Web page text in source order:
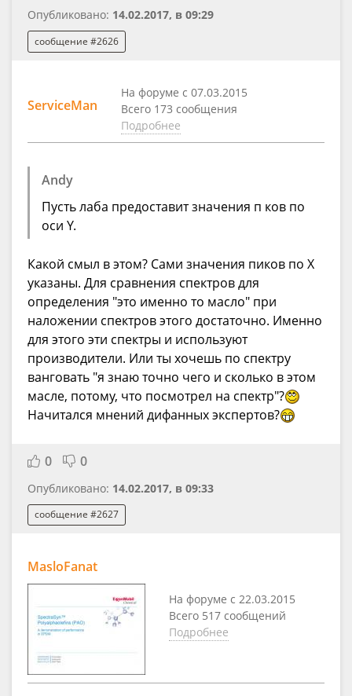
Опубликовано: 14.02.2017, в 09:29
сообщение #2626
ServiceMan
На форуме с 07.03.2015
Всего 173 сообщения
Подробнее
Andy
Пусть лаба предоставит значения п ков по
оси Y.
Какой смыл в этом? Сами значения пиков по X
указаны. Для сравнения спектров для
определения "это именно то масло" при
наложении спектров этого достаточно. Именно
для этого эти спектры и используют
производители. Или ты хочешь по спектру
ванговать "я знаю точно чего и сколько в этом
масле, потому, что посмотрел на спектр"?
Начитался мнений дифанных экспертов?
0 0
Опубликовано: 14.02.2017, в 09:33
сообщение #2627
MasloFanat
На форуме с 22.03.2015
Всего 517 сообщений
Подробнее